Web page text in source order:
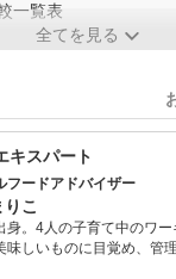
一覧表
全てを見る
キスパート
フードアドバイザー
こ
身。4人の子育て中のワ
味しいものに目覚め、管